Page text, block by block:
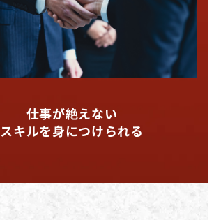
仕事が絶えない
スキルを身につけられる